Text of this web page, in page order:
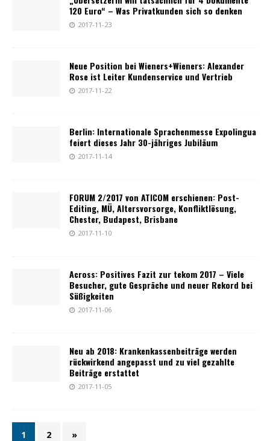
120 Euro“ – Was Privatkunden sich so denken
2017-11-23
Neue Position bei Wieners+Wieners: Alexander
Rose ist Leiter Kundenservice und Vertrieb
2017-11-22
Berlin: Internationale Sprachenmesse Expolingua
feiert dieses Jahr 30-jähriges Jubiläum
2017-11-14
FORUM 2/2017 von ATICOM erschienen: Post-
Editing, MÜ, Altersvorsorge, Konfliktlösung,
Chester, Budapest, Brisbane
2017-11-10
Across: Positives Fazit zur tekom 2017 – Viele
Besucher, gute Gespräche und neuer Rekord bei
Süßigkeiten
2017-11-06
Neu ab 2018: Krankenkassenbeiträge werden
rückwirkend angepasst und zu viel gezahlte
Beiträge erstattet
2017-11-05
1 2 »